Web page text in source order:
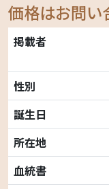
価格はお問い
掲載者
性別
誕生日
所在地
血統書